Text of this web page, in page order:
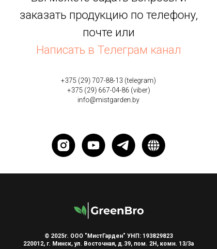
заказать продукцию по телефону,
почте или
Написать в Телеграм канал
+375 (29) 707-88-13 (telegram)
+375 (29) 667-04-86 (viber)
info@mistgarden.by
© 2025г. ООО "МистГарден" УНП: 193829823
220012, г. Минск, ул. Восточная, д.39, пом. 2Н, комн. 13/3а